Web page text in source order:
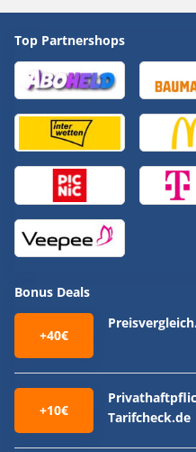
Top Partnershops
Bonus Deals
+40€
+10€
Tarifcheck.de